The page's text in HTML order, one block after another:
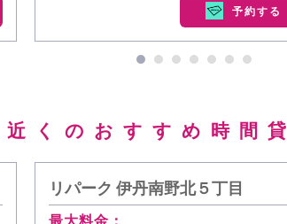
予約する
近くのおすすめ時間
リパーク 伊丹南野北５丁目
最大料金：